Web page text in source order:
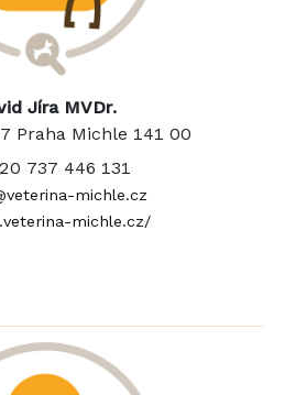
Jíra MVDr.
Praha Michle 141 00
737 446 131
michle.cz
michle.cz/